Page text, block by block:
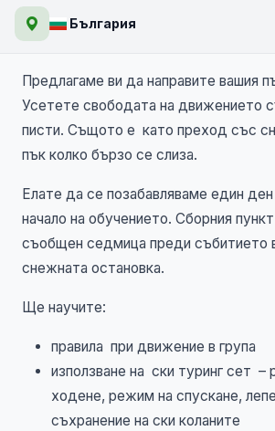
България
Предлагаме ви да направите вашия
Усетете свободата на движението
писти. Същото е като преход със
пък колко бързо се слиза.
Елате да се позабавляваме един
начало на обучението. Сборния
съобщен седмица преди събитието
снежната остановка.
Ще научите:
правила при движение в група
използване на ски туринг сет –
ходене, режим на спускане,
съхранение на ски коланите